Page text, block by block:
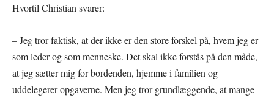
Hvortil Christian svarer:
– Jeg tror faktisk, at der ikke er den store forskel på, hvem jeg er
som leder og som menneske. Det skal ikke forstås på den måde,
at jeg sætter mig for bordenden, hjemme i familien og
uddelegerer opgaverne. Men jeg tror grundlæggende, at mange